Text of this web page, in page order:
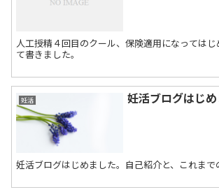
人工授精４回目のクール、保険適用になっては
て書きました。
妊活 妊活ブログはじ
妊活ブログはじめました。自己紹介と、これまで